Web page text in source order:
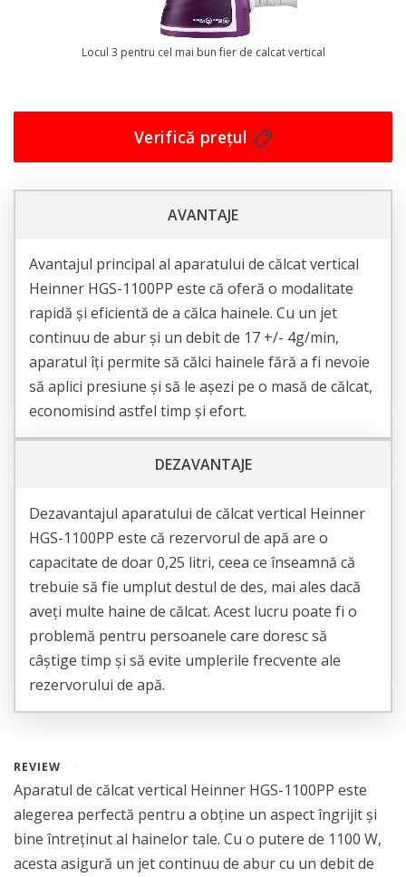
haine, ceea ce înseamnă că hainele dvs. vor fi
întotdeauna proaspete și curate.
Dacă sunteți în căutarea unui aparat de călcat eficient și
este cea mai bună alegere pentru dvs. Nu mai pierdeți
timpul călcând hainele în mod tradițional, comandați
acum acest aparat de călcat vertical cu abur și veți
vedea cum hainele dvs. vor arăta mereu proaspete și
Locul 3 pentru cel mai bun fier de calcat vertical
Verifică prețul
AVANTAJE
Avantajul principal al aparatului de călcat vertical
Heinner HGS-1100PP este că oferă o modalitate
rapidă și eficientă de a călca hainele. Cu un jet
continuu de abur și un debit de 17 +/- 4g/min,
aparatul îți permite să călci hainele fără a fi nevoie
să aplici presiune și să le așezi pe o masă de călcat,
economisind astfel timp și efort.
DEZAVANTAJE
Dezavantajul aparatului de călcat vertical Heinner
HGS-1100PP este că rezervorul de apă are o
capacitate de doar 0,25 litri, ceea ce înseamnă că
trebuie să fie umplut destul de des, mai ales dacă
aveți multe haine de călcat. Acest lucru poate fi o
problemă pentru persoanele care doresc să
câștige timp și să evite umplerile frecvente ale
rezervorului de apă.
REVIEW
Aparatul de călcat vertical Heinner HGS-1100PP este
alegerea perfectă pentru a obține un aspect îngrijit și
bine întreținut al hainelor tale. Cu o putere de 1100 W,
acesta asigură un jet continuu de abur cu un debit de